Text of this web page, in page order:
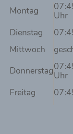
Montag
Uhr
Dienstag
Mittwoch
DonnerstagUhr
Freitag